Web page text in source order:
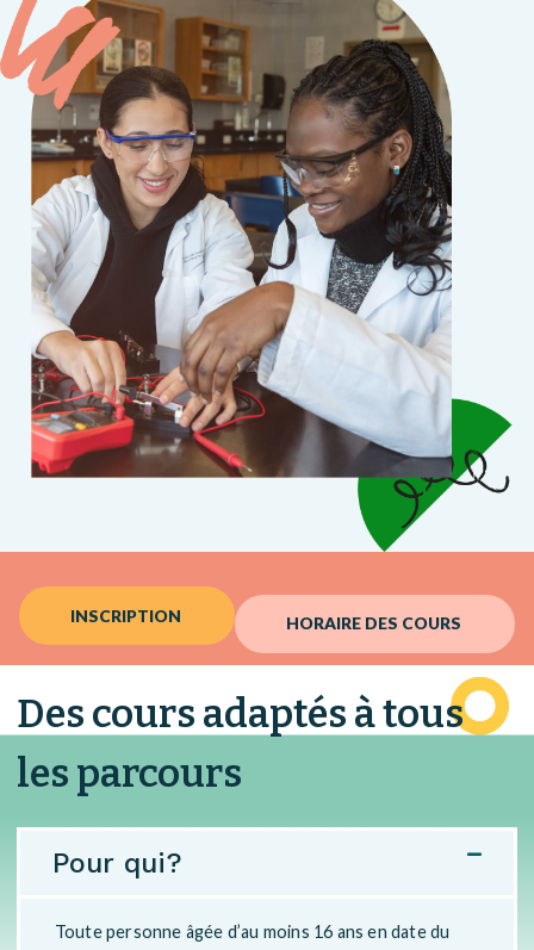
INSCRIPTION HORAIRE DES COURS
Des cours adaptés à tous
les parcours
Pour qui?
Toute personne âgée d’au moins 16 ans en date du